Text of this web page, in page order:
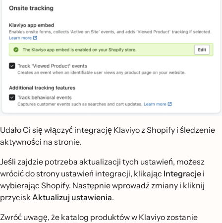
Udało Ci się włączyć integrację Klaviyo z Shopify i śledzenie
aktywności na stronie.
Jeśli zajdzie potrzeba aktualizacji tych ustawień, możesz
wrócić do strony ustawień integracji, klikając Integracje i
wybierając Shopify. Następnie wprowadź zmiany i kliknij
przycisk Aktualizuj ustawienia.
Zwróć uwagę, że katalog produktów w Klaviyo zostanie